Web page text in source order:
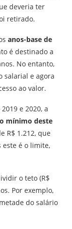
deveria ter
retirado.
anos-base de
é destinado a
No entanto,
salarial e agora
ao valor.
e 2020, a
mínimo deste
R$ 1.212, que
este é o limite,
o teto (R$
Por exemplo,
do salário